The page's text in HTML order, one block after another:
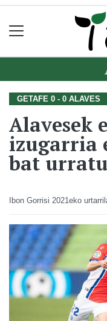
GETAFE 0 - 0 ALAVES
Alavesek
izugarria
bat
Ibon Gorrisi 2021eko